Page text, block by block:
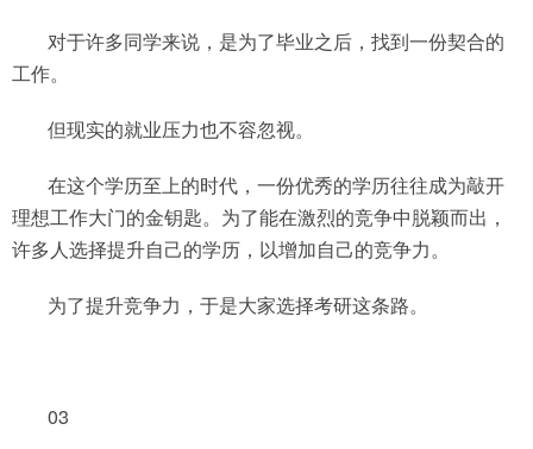
对于许多同学来说，是为了毕业之后，找到一份契合的
工作。
但现实的就业压力也不容忽视。
在这个学历至上的时代，一份优秀的学历往往成为敲开
理想工作大门的金钥匙。为了能在激烈的竞争中脱颖而出，
许多人选择提升自己的学历，以增加自己的竞争力。
为了提升竞争力，于是大家选择考研这条路。
03